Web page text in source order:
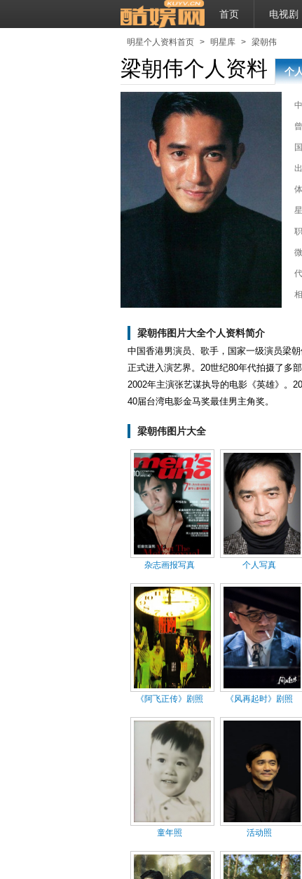
首页 电视剧
明星个人资料首页 > 明星库 > 梁朝伟
梁朝伟个人资料 个
梁朝伟图片大全个人资料简介
中国香港男演员、歌手，国家一级演员梁
正式进入演艺界。20世纪80年代拍摄了多
2002年主演张艺谋执导的电影《英雄》。
40届台湾电影金马奖最佳男主角奖。
梁朝伟图片大全
杂志画报写真 个人写真
《阿飞正传》剧照 《风再起时》剧照
童年照 活动照